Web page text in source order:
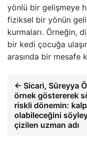
yönlü bir gelişmeye
fiziksel bir yönün
kurmaları. Örneğin,
bir kedi çocuğa
arasında bir mesafe
← Sicari, Süreyya
örnek göstererek
riskli dönemin:
olabileceğini
çizilen uzman adı